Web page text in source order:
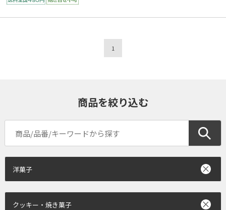
1
商品を絞り込む
洋菓子
クッキー・焼き菓子